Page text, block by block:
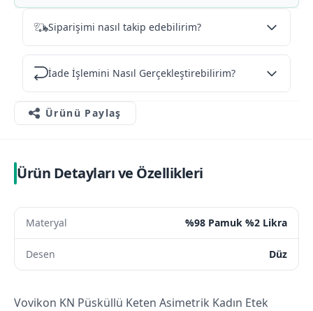
Siparişimi nasıl takip edebilirim?
İade İşlemini Nasıl Gerçekleştirebilirim?
Ürünü Paylaş
Ürün Detayları ve Özellikleri
Materyal %98 Pamuk %2 Likra
Desen Düz
Vovikon KN Püsküllü Keten Asimetrik Kadın Etek